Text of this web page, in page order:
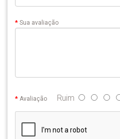
Sua avaliação
Avaliação Ruim